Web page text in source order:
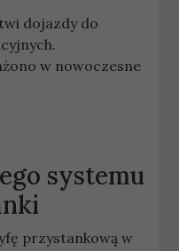
dojazdy do
w nowoczesne
systemu
przystankową w